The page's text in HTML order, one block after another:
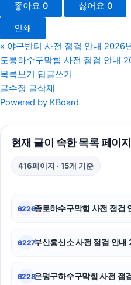
좋아요 0 싫어요 0
인쇄
« 야구반티 사전 점검 안내 2026
도봉하수구막힘 사전 점검 안내
목록보기
답글쓰기
글수정 글삭제
Powered by KBoard
현재 글이 속한 목록 페이
416페이지 · 15개 기준
6226종로하수구막힘 사전 점
6227부산흥신소 사전 점검 안
6228은평구하수구막힘 사전